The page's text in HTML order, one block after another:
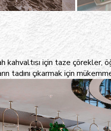
kahvaltısı için taze çörekler,
tadını çıkarmak için